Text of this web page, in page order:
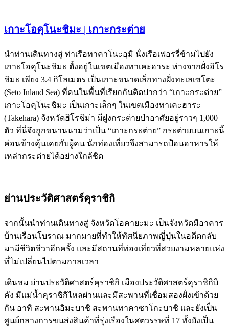
เกาะโอคุโนะชิมะ | เกาะกระต่าย
นำท่านเดินทางสู่ ท่าเรือทาคาโนะอุมิ นั่งเรือเฟอรรี่ข้ามไปยัง
เกาะโอคุโนะชิมะ ตั้งอยู่ในเขตเมืองทาเคะฮาระ ห่างจากฝั่งฮิโร
ชิมะ เพียง 3.4 กิโลเมตร เป็นเกาะขนาดเล็กทางฝั่งทะเลเซโตะ
(Seto Inland Sea) ที่คนในพื้นที่เรียกกันติดปากว่า “เกาะกระต่าย”
เกาะโอคุโนะชิมะ เป็นเกาะเล็กๆ ในเขตเมืองทาเคะฮาระ
(Takehara) จังหวัดฮิโรชิม่า มีฝูงกระต่ายป่าอาศัยอยู่ราวๆ 1,000
ตัว ที่นี่จึงถูกขนานนามว่าเป็น “เกาะกระต่าย” กระต่ายบนเกาะนี้
ค่อนข้างคุ้นเคยกับผู้คน นักท่องเที่ยวจึงสามารถป้อนอาหารให้
เหล่ากระต่ายได้อย่างใกล้ชิด
ย่านประวัติศาสตร์คุราชิกิ
จากนั้นนำท่านเดินทางสู่ จังหวัดโอคายะมะ เป็นจังหวัดมีอาคาร
บ้านเรือนโบราณ มากมายที่ทำให้ทัศนียภาพญี่ปุ่นในอดีตกลับ
มามีชีวิตชีวาอีกครั้ง และมีสถานที่ท่องเที่ยวที่สวยงามหลายแห่ง
ที่ไม่เปลี่ยนไปตามกาลเวลา
เดินชม ย่านประวัติศาสตร์คุราชิกิ เมืองประวัติศาสตร์คุราชิกิบิ
คัง มีแม่น้ำคุราชิกิไหลผ่านและมีสะพานที่เชื่อมสองฝั่งเข้าด้วย
กัน อาทิ สะพานอิมะบาชิ สะพานทาคาซาโกะบาชิ และยังเป็น
ศูนย์กลางการขนส่งสินค้าที่รุ่งเรืองในศตวรรษที่ 17 ทั้งยังเป็น